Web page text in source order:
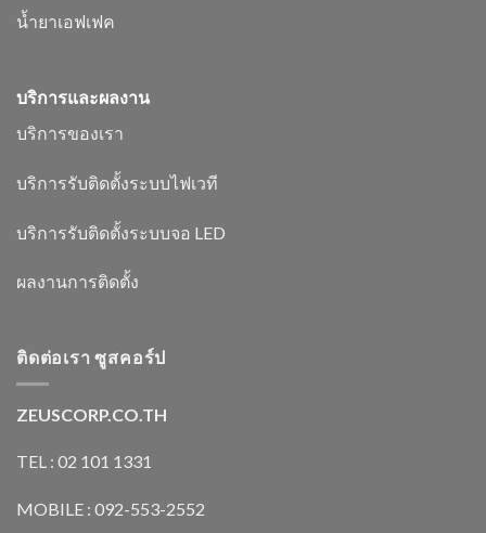
น้ำยาเอฟเฟค
บริการและผลงาน
บริการของเรา
บริการรับติดตั้งระบบไฟเวที
บริการรับติดตั้งระบบจอ LED
ผลงานการติดตั้ง
ติดต่อเรา ซูสคอร์ป
ZEUSCORP.CO.TH
TEL : 02 101 1331
MOBILE : 092-553-2552